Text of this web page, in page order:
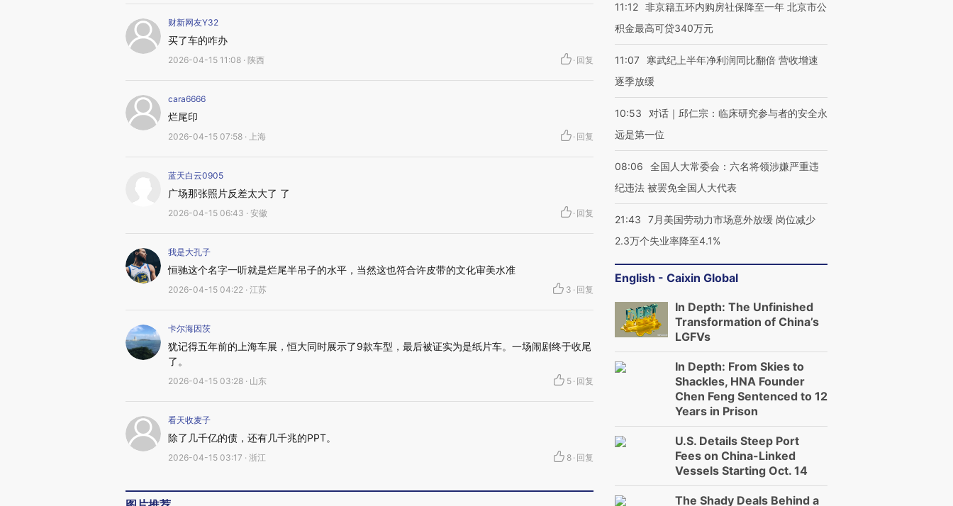
财新网友Y32
买了车的咋办
2026-04-15 11:08 · 陕西 · 回复
cara6666
烂尾印
2026-04-15 07:58 · 上海 · 回复
蓝天白云0905
广场那张照片反差太大了 了
2026-04-15 06:43 · 安徽 · 回复
我是大孔子
恒驰这个名字一听就是烂尾半吊子的水平，当然这也符合许皮带的文化审美水准
2026-04-15 04:22 · 江苏 3 · 回复
卡尔海因茨
犹记得五年前的上海车展，恒大同时展示了9款车型，最后被证实为是纸片车。一场闹剧终于收尾
了。
2026-04-15 03:28 · 山东 5 · 回复
看天收麦子
除了几千亿的债，还有几千兆的PPT。
2026-04-15 03:17 · 浙江 8 · 回复
11:12 非京籍五环内购房社保降至一年 北京市公
积金最高可贷340万元
11:07
寒武纪上半年净利润同比翻倍 营收增速
逐季放缓
10:53
对话｜邱仁宗：临床研究参与者的安全永
远是第一位
08:06
全国人大常委会：六名将领涉嫌严重违
纪违法 被罢免全国人大代表
21:43
7月美国劳动力市场意外放缓 岗位减少
2.3万个失业率降至4.1%
English - Caixin Global
In Depth: The Unfinished
Transformation of China’s
LGFVs
In Depth: From Skies to
Shackles, HNA Founder
Chen Feng Sentenced to 12
Years in Prison
U.S. Details Steep Port
Fees on China-Linked
Vessels Starting Oct. 14
The Shady Deals Behind a